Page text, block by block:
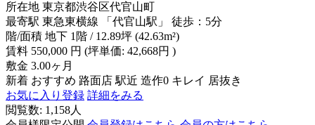
所在地 東京都渋谷区代官山町
最寄駅 東急東横線 「代官山駅」 徒歩：5分
階/面積 地下 1階 / 12.89坪 (42.63m²)
賃料 550,000 円 (坪単価: 42,668円 )
敷金 3.00ヶ月
新着 おすすめ 路面店 駅近 造作0 キレイ 居抜き
お気に入り登録 詳細をみる
閲覧数: 1,158人